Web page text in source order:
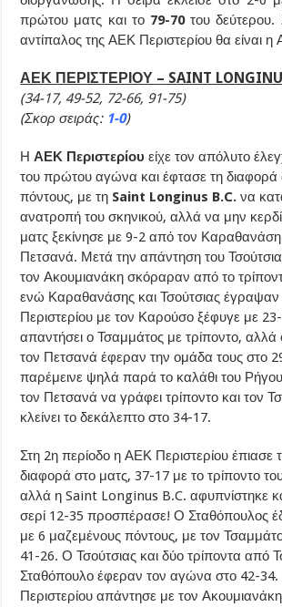
πρώτου ματς και το 79-70του δεύτερου.
αντίπαλος της ΑΕΚ Περιστερίου θα είναι η
ΑΕΚ ΠΕΡΙΣΤΕΡΙΟΥ – SAINT
(34-17, 49-52, 72-66, 91-75)
(Σκορ σειράς: 1-0)
Η ΑΕΚ Περιστερίου είχε τον απόλυτο
του πρώτου αγώνα και έφτασε τη διαφορά
πόντους, με τη Saint Longinus B.C. να
ανατροπή του σκηνικού, αλλά να μην
ματς ξεκίνησε με 9-2 από τον Καραθανάση
Πετσανά. Μετά την απάντηση του
τον Ακουμιανάκη σκόραραν από το
ενώ Καραθανάσης και Τσούτσιας
Περιστερίου με τον Καρούσο ξέφυγε με
απαντήσει ο Τσαμμάτος με τρίποντο,
τον Πετσανά έφεραν την ομάδα τους στο
παρέμεινε ψηλά παρά το καλάθι του
τον Πετσανά να γράφει τρίποντο και τον
κλείνει το δεκάλεπτο στο 34-17.
Στη 2η περίοδο η ΑΕΚ Περιστερίου έπιασε
διαφορά στο ματς, 37-17 με το τρίποντο
αλλά η Saint Longinus B.C. αφυπνίστηκε
σερί 12-35 προσπέρασε! Ο Σταθόπουλος
με 6 μαζεμένους πόντους, με τον
41-26. Ο Τσούτσιας και δύο τρίποντα από
Σταθόπουλο έφεραν τον αγώνα στο 42-
Περιστερίου απάντησε με τον